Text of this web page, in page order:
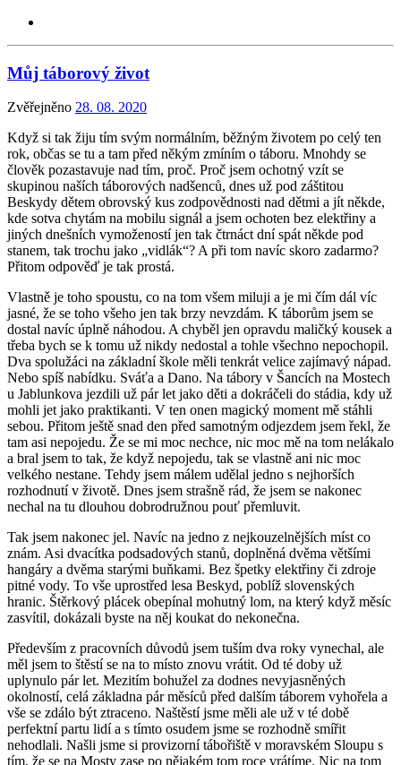
Můj táborový život
Zvěřejněno 28. 08. 2020
Když si tak žiju tím svým normálním, běžným životem po celý ten
rok, občas se tu a tam před někým zmíním o táboru. Mnohdy se
člověk pozastavuje nad tím, proč. Proč jsem ochotný vzít se
skupinou naších táborových nadšenců, dnes už pod záštitou
Beskydy dětem obrovský kus zodpovědnosti nad dětmi a jít někde,
kde sotva chytám na mobilu signál a jsem ochoten bez elektřiny a
jiných dnešních vymožeností jen tak čtrnáct dní spát někde pod
stanem, tak trochu jako „vidlák“? A při tom navíc skoro zadarmo?
Přitom odpověď je tak prostá.
Vlastně je toho spoustu, co na tom všem miluji a je mi čím dál víc
jasné, že se toho všeho jen tak brzy nevzdám. K táborům jsem se
dostal navíc úplně náhodou. A chyběl jen opravdu maličký kousek a
třeba bych se k tomu už nikdy nedostal a tohle všechno nepochopil.
Dva spolužáci na základní škole měli tenkrát velice zajímavý nápad.
Nebo spíš nabídku. Sváťa a Dano. Na tábory v Šancích na Mostech
u Jablunkova jezdili už pár let jako děti a dokráčeli do stádia, kdy už
mohli jet jako praktikanti. V ten onen magický moment mě stáhli
sebou. Přitom ještě snad den před samotným odjezdem jsem řekl, že
tam asi nepojedu. Že se mi moc nechce, nic moc mě na tom nelákalo
a bral jsem to tak, že když nepojedu, tak se vlastně ani nic moc
velkého nestane. Tehdy jsem málem udělal jedno s nejhorších
rozhodnutí v životě. Dnes jsem strašně rád, že jsem se nakonec
nechal na tu dlouhou dobrodružnou pouť přemluvit.
Tak jsem nakonec jel. Navíc na jedno z nejkouzelnějších míst co
znám. Asi dvacítka podsadových stanů, doplněná dvěma většími
hangáry a dvěma starými buňkami. Bez špetky elektřiny či zdroje
pitné vody. To vše uprostřed lesa Beskyd, poblíž slovenských
hranic. Štěrkový plácek obepínal mohutný lom, na který když měsíc
zasvítil, dokázali byste na něj koukat do nekonečna.
Především z pracovních důvodů jsem tuším dva roky vynechal, ale
měl jsem to štěstí se na to místo znovu vrátit. Od té doby už
uplynulo pár let. Mezitím bohužel za dodnes nevyjasněných
okolností, celá základna pár měsíců před dalším táborem vyhořela a
vše se zdálo být ztraceno. Naštěstí jsme měli ale už v té době
perfektní partu lidí a s tímto osudem jsme se rozhodně smířit
nehodlali. Našli jsme si provizorní tábořiště v moravském Sloupu s
tím, že se na Mosty zase po nějakém tom roce vrátíme. Nic na tom